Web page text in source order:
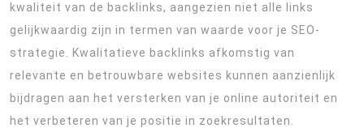
kwaliteit van de backlinks, aangezien niet alle links
gelijkwaardig zijn in termen van waarde voor je SEO-
strategie. Kwalitatieve backlinks afkomstig van
relevante en betrouwbare websites kunnen aanzienlijk
bijdragen aan het versterken van je online autoriteit en
het verbeteren van je positie in zoekresultaten.